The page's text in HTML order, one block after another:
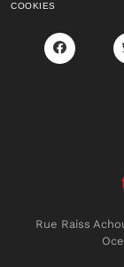
COOKIES
Rue Raiss